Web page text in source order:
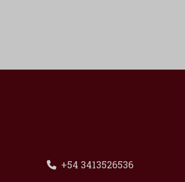
+54 3413526536